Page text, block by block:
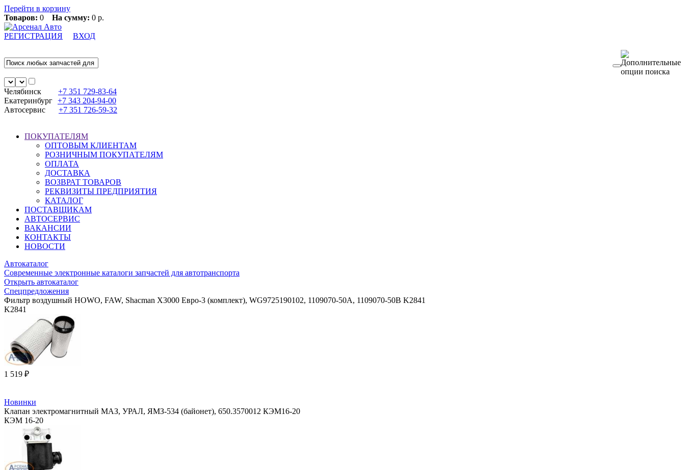
Перейти в корзину
Товаров: 0 На сумму: 0 р.
РЕГИСТРАЦИЯ ВХОД
Челябинск +7 351 729-83-64
Екатеринбург +7 343 204-94-00
Автосервис
+7 351 726-59-32
ПОКУПАТЕЛЯМ
ОПТОВЫМ КЛИЕНТАМ
РОЗНИЧНЫМ ПОКУПАТЕЛЯМ
ОПЛАТА
ДОСТАВКА
ВОЗВРАТ ТОВАРОВ
РЕКВИЗИТЫ ПРЕДПРИЯТИЯ
КАТАЛОГ
ПОСТАВЩИКАМ
АВТОСЕРВИС
ВАКАНСИИ
КОНТАКТЫ
НОВОСТИ
Автокаталог
Современные электронные каталоги запчастей для автотранспорта
Открыть автокаталог
Спецпредложения
Фильтр воздушный HOWO, FAW, Shacman X3000 Евро-3 (комплект), WG9725190102, 1109070-50A, 1109070-50B K2841
K2841
1 519 ₽
Новинки
Клапан электромагнитный МАЗ, УРАЛ, ЯМЗ-534 (байонет), 650.3570012 КЭМ16-20
КЭМ 16-20